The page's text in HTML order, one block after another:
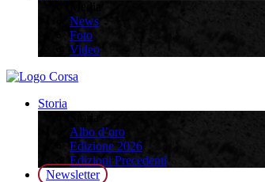
News
Foto
Video
Storia
Albo d’oro
Edizione 2026
Edizioni Precedenti
Newsletter